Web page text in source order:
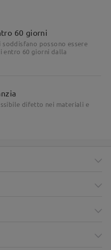
60 giorni
soddisfano possono essere
entro 60 giorni dalla
difetto nei materiali e